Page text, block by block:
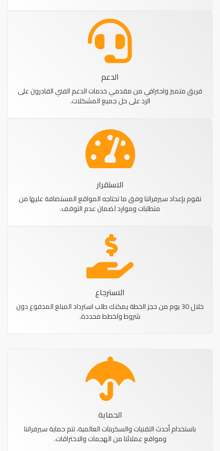
الدعم
فريق متميز واحترافي من مقدمي خدمات الدعم الفني القادرون على
الرد على حل جميع المشكلات.
الاستقرار
نقوم بإعداد سيرفراتنا وفق ما تحتاجه المواقع المستضافة عليها من
متطلبات وموارد لضمان عدم التوقف.
الاسترجاع
خلال 30 يوم من حجز الخطة يمكنك طلب استرداد المبلغ المدفوع دون
شروط ولخطط محددة.
الحماية
باستخدام أحدث التقنيات والسكربتات العالمية، تتم حماية سيرفراتنا
ومواقع عملائنا من الهجمات والاختراقات.